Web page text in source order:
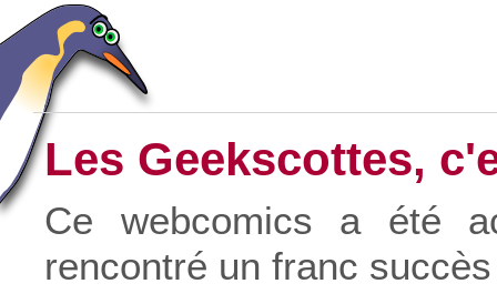
Les Geekscottes,
Ce webcomics a été
rencontré un franc